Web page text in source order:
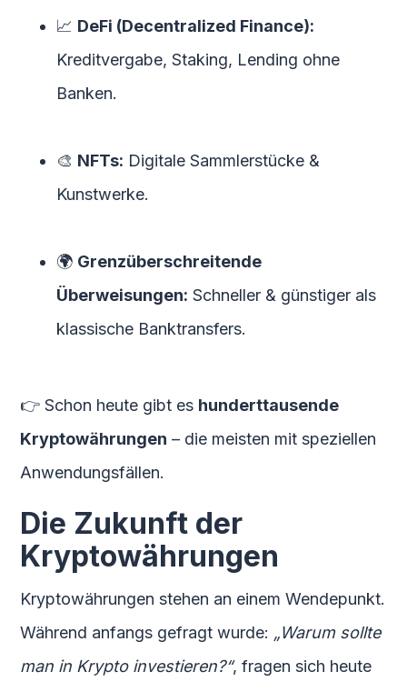
📈 DeFi (Decentralized Finance):
Kreditvergabe, Staking, Lending ohne
Banken.
🎨 NFTs: Digitale Sammlerstücke &
Kunstwerke.
🌍 Grenzüberschreitende
Überweisungen: Schneller & günstiger als
klassische Banktransfers.
👉 Schon heute gibt es hunderttausende
Kryptowährungen – die meisten mit speziellen
Anwendungsfällen.
Die Zukunft der
Kryptowährungen
Kryptowährungen stehen an einem Wendepunkt.
Während anfangs gefragt wurde: „Warum sollte
man in Krypto investieren?“, fragen sich heute